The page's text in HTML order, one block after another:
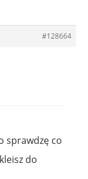
#128664
sprawdzę co
do